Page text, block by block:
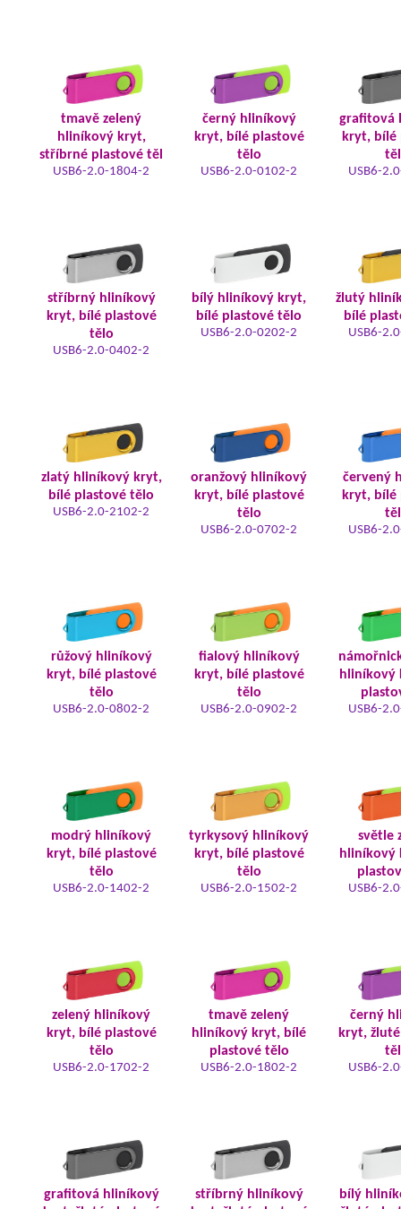
tmavě zelený
hliníkový kryt,
stříbrné plastové těl
USB6-2.0-1804-2
černý hliníkový
kryt, bílé plastové
tělo
USB6-2.0-0102-2
grafitová
kryt, bílé
USB6-
stříbrný hliníkový
kryt, bílé plastové
tělo
USB6-2.0-0402-2
bílý hliníkový kryt,
bílé plastové tělo
USB6-2.0-0202-2
žlutý
bílé
USB6-
zlatý hliníkový kryt,
bílé plastové tělo
USB6-2.0-2102-2
oranžový hliníkový
kryt, bílé plastové
tělo
USB6-2.0-0702-2
červený
kryt, bílé
USB6-
růžový hliníkový
kryt, bílé plastové
tělo
USB6-2.0-0802-2
fialový hliníkový
kryt, bílé plastové
tělo
USB6-2.0-0902-2
hliníkový
USB6-
modrý hliníkový
kryt, bílé plastové
tělo
USB6-2.0-1402-2
tyrkysový hliníkový
kryt, bílé plastové
tělo
USB6-2.0-1502-2
světle
hliníkový
USB6-
zelený hliníkový
kryt, bílé plastové
tělo
USB6-2.0-1702-2
tmavě zelený
hliníkový kryt, bílé
plastové tělo
USB6-2.0-1802-2
černý
kryt,
USB6-
grafitová hliníkový
stříbrný hliníkový
bílý